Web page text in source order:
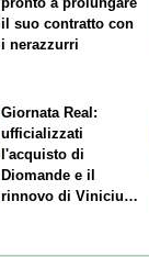
il suo contratto con
i nerazzurri
Giornata Real:
ufficializzati
l'acquisto di
Diomande e il
rinnovo di Vinicius.